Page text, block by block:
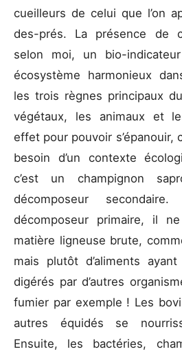
cueilleurs de celui que l’on
des-prés. La présence de
selon moi, un bio-indicateur
écosystème harmonieux
les trois règnes principaux
végétaux, les animaux et
effet pour pouvoir s’épanouir,
besoin d’un contexte
c’est un champignon
décomposeur
décomposeur primaire, il
matière ligneuse brute,
mais plutôt d’aliments
digérés par d’autres
fumier par exemple ! Les
autres équidés se
Ensuite, les bactéries,